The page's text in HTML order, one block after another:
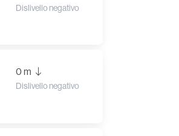
Dislivello negativo
0 m
Dislivello negativo